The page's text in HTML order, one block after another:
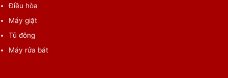
Điều hòa
Máy giặt
Tủ đông
Máy rửa bát